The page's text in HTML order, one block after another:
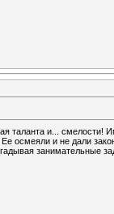
и... смелости!
осмеяли и не дали
занимательные